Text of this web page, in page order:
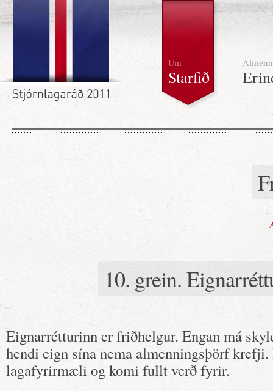
Um
Starfið
Almenn
10. grein.
Eignarrétturinn er friðhelgur. Engan má
hendi eign sína nema almenningsþörf
lagafyrirmæli og komi fullt verð fyrir.